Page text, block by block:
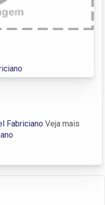
Fabriciano Veja mais